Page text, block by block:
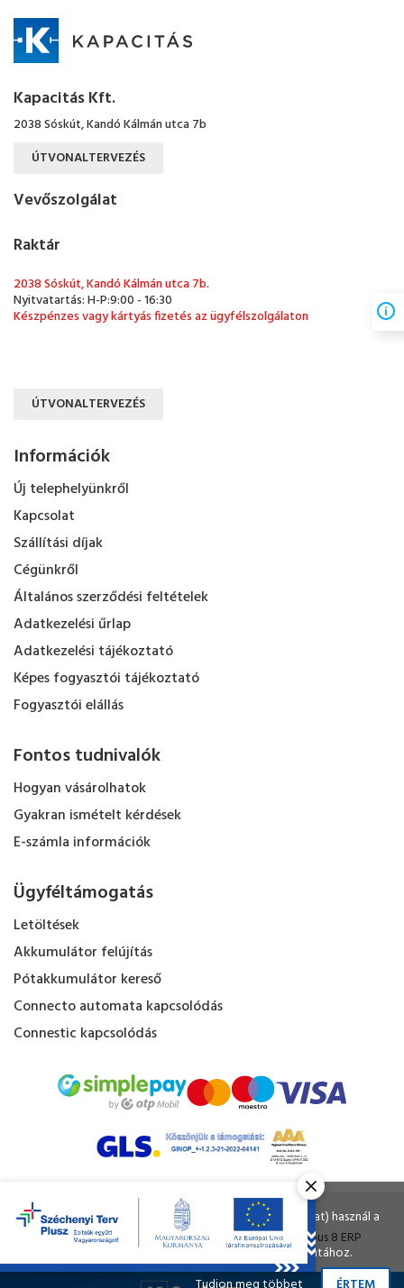
Kapacitás Kft.
2038 Sóskút, Kandó Kálmán utca 7b
ÚTVONALTERVEZÉS
Vevőszolgálat
Raktár
2038 Sóskút, Kandó Kálmán utca 7b.
Nyitvatartás: H-P:9:00 - 16:30
Készpénzes vagy kártyás fizetés az ügyfélszolgálaton
ÚTVONALTERVEZÉS
Információk
Új telephelyünkről
Kapcsolat
Szállítási díjak
Cégünkről
Általános szerződési feltételek
Adatkezelési űrlap
Adatkezelési tájékoztató
Képes fogyasztói tájékoztató
Fogyasztói elállás
Fontos tudnivalók
Hogyan vásárolhatok
Gyakran ismételt kérdések
E-számla információk
Ügyféltámogatás
Letöltések
Akkumulátor felújítás
Pótakkumulátor kereső
Connecto automata kapcsolódás
Connestic kapcsolódás
Kapacitás Kft. © Minden jog fenntartva.
Tervezte és készítette:Vision-Software, azOctopus 8 ERP
forgalmazója.
Ahogy a legtöbb weboldal, a miénk is sütiket (cookie-kat) használ a
nagyobb felhasználói élmény érdekében.
A böngészés folytatásával Ön hozzájárul a sütik használatához.